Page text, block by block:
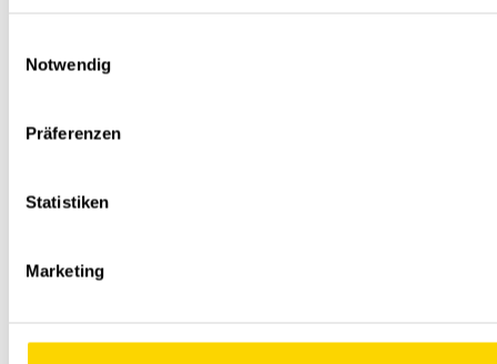
Notwendig
Präferenzen
Statistiken
Marketing